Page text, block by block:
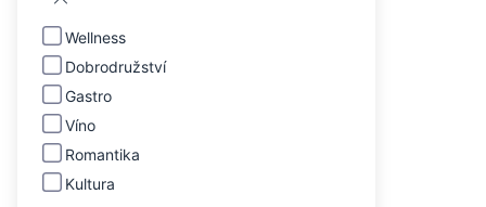
Wellness
Dobrodružství
Gastro
Víno
Romantika
Kultura